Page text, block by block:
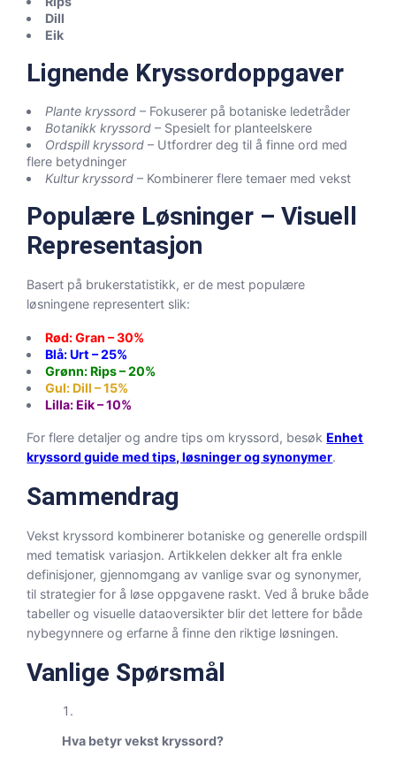
Dill
Eik
Lignende Kryssordoppgaver
Plante kryssord– Fokuserer på botaniske ledetråder
Botanikk kryssord– Spesielt for planteelskere
Ordspill kryssord– Utfordrer deg til å finne ord med
flere betydninger
Kultur kryssord– Kombinerer flere temaer med vekst
Populære Løsninger – Visuell
Representasjon
Basert på brukerstatistikk, er de mest populære
løsningene representert slik:
Rød: Gran – 30%
Blå: Urt – 25%
Grønn: Rips – 20%
Gul: Dill – 15%
Lilla: Eik – 10%
For flere detaljer og andre tips om kryssord, besøkEnhet
kryssord guide med tips, løsninger og synonymer.
Sammendrag
Vekst kryssord kombinerer botaniske og generelle ordspill
med tematisk variasjon. Artikkelen dekker alt fra enkle
definisjoner, gjennomgang av vanlige svar og synonymer,
til strategier for å løse oppgavene raskt. Ved å bruke både
tabeller og visuelle dataoversikter blir det lettere for både
nybegynnere og erfarne å finne den riktige løsningen.
Vanlige Spørsmål
Hva betyr vekst kryssord?